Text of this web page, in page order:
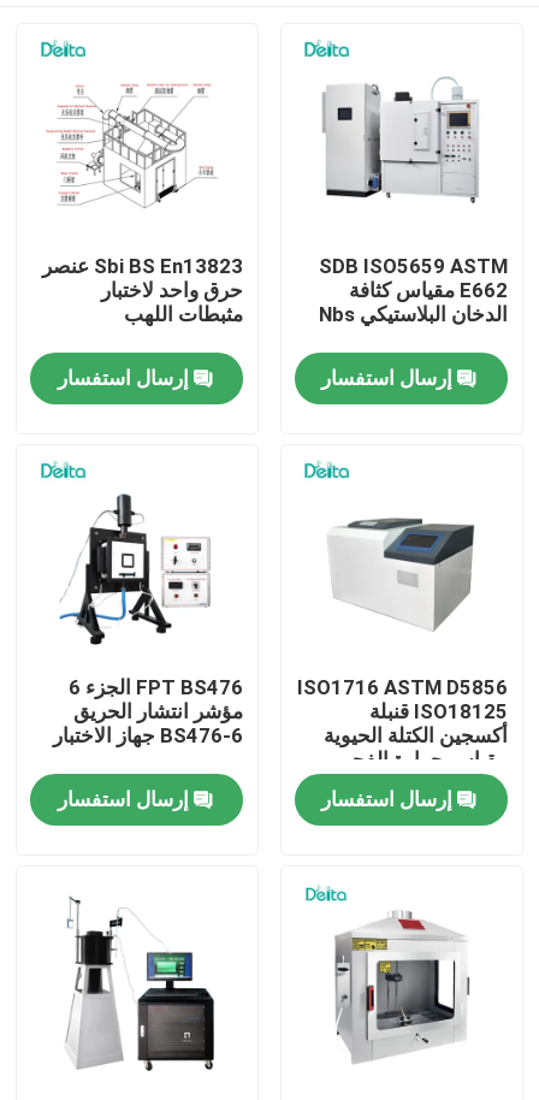
المنزل
فيديوهات
معلومات عنا
جولة في المعمل
رقابة جودة
اطلب اقتباس
معدات الاختبار الكهربائية
SDB ISO5659 ASTM
E662 مقياس كثافة
الدخان البلاستيكي Nbs
إرسال استفسار
Sbi BS En13823 عنصر
حرق واحد لاختبار
مثبطات اللهب
إرسال استفسار
ISO1716 ASTM D5856
ISO18125 قنبلة
أكسجين الكتلة الحيوية
مقياس حرارة الفحم
مقياس القيمة الحرارية
إرسال استفسار
FPT BS476 الجزء 6
مؤشر انتشار الحريق
BS476-6 جهاز الاختبار
إرسال استفسار